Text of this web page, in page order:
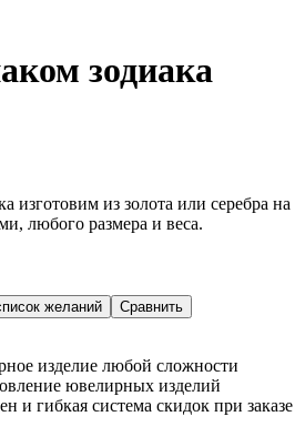
зодиака
изготовим из золота или серебра на
любого размера и веса.
желаний Сравнить
изделие любой сложности
ювелирных изделий
и гибкая система скидок при заказе